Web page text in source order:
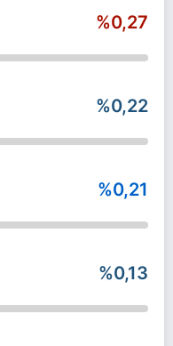
%0,27
%0,22
%0,21
%0,13